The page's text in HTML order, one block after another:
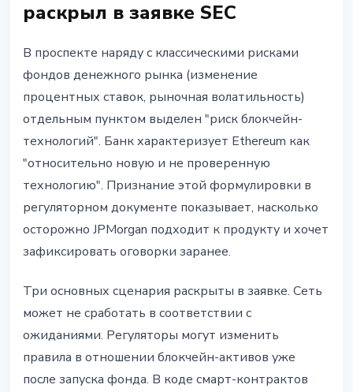
раскрыл в заявке SEC
В проспекте наряду с классическими рисками
фондов денежного рынка (изменение
процентных ставок, рыночная волатильность)
отдельным пунктом выделен "риск блокчейн-
технологий". Банк характеризует Ethereum как
"относительно новую и не проверенную
технологию". Признание этой формулировки в
регуляторном документе показывает, насколько
осторожно JPMorgan подходит к продукту и хочет
зафиксировать оговорки заранее.
Три основных сценария раскрыты в заявке. Сеть
может не сработать в соответствии с
ожиданиями. Регуляторы могут изменить
правила в отношении блокчейн-активов уже
после запуска фонда. В коде смарт-контрактов